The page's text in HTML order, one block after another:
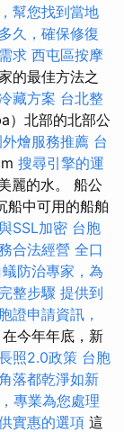
幫您找到當地
久，確保修復
求 西屯區按摩
的最佳方法之
藏方案 台北整
）北部的北部公
燴服務推薦 台
搜尋引擎的運
麗的水。 船公
船中可用的船舶
SSL加密 台胞
合法經營 全口
蟻防治專家，為
整步驟 提供到
證申請資訊，
今年年底，新
照2.0政策 台胞
落都乾淨如新
專業為您處理
實惠的選項 這